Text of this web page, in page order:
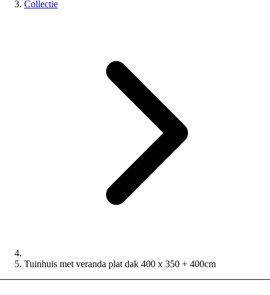
Collectie
Tuinhuis met veranda plat dak 400 x 350 + 400cm